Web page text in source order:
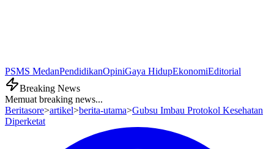
PSMS MedanPendidikanOpiniGaya HidupEkonomiEditorial
Breaking News
Memuat breaking news...
Beritasore>artikel>berita-utama>Gubsu Imbau Protokol Kesehatan
Diperketat